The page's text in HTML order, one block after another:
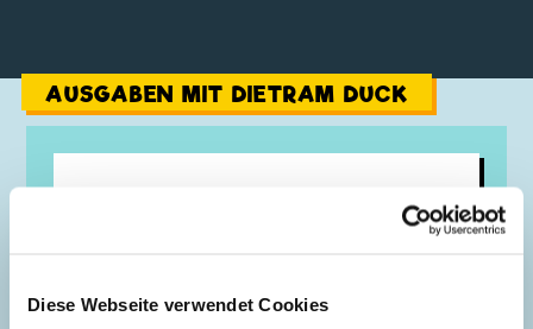
Diese Webseite verwendet Cookies
AUSGABEN MIT DIETRAM DUCK
Dietram Duck